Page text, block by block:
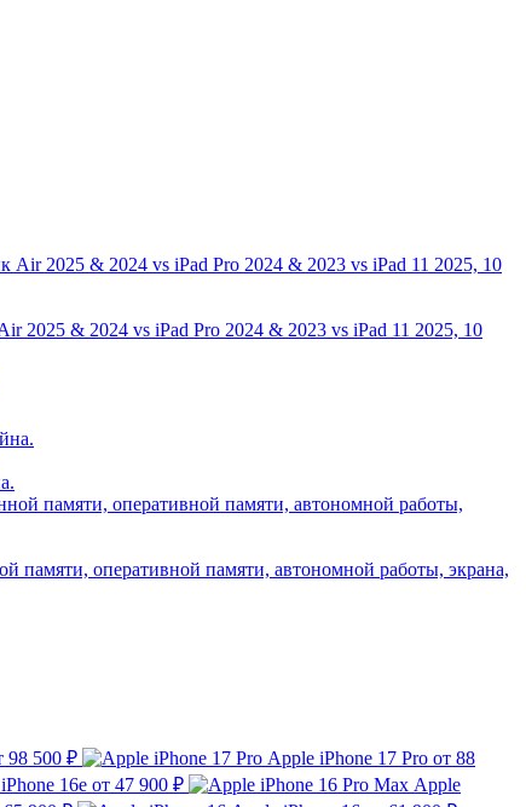
2025 & 2024 vs iPad Pro 2024 & 2023 vs iPad 11 2025, 10
памяти, оперативной памяти, автономной работы, экрана,
98 500 ₽ Apple iPhone 17 Pro от 88
16e от 47 900 ₽
Apple